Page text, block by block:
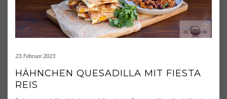
23. Februar 2023
HÄHNCHEN QUESADILLA MIT FIESTA
REIS